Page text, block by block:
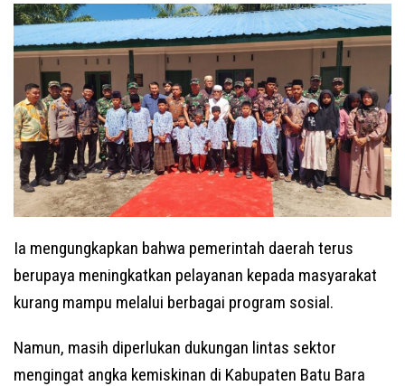
Ia mengungkapkan bahwa pemerintah daerah terus
berupaya meningkatkan pelayanan kepada masyarakat
kurang mampu melalui berbagai program sosial.
Namun, masih diperlukan dukungan lintas sektor
mengingat angka kemiskinan di Kabupaten Batu Bara